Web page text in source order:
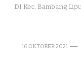
DI Kec. Bambang
16 OKTOBER 2021